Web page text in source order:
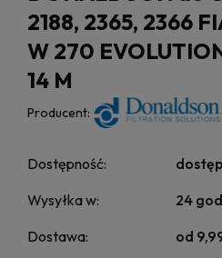
2188, 2365, 2366
W 270
14 M
Producent:
Dostępność:
Wysyłka w:
24
Dostawa:
od